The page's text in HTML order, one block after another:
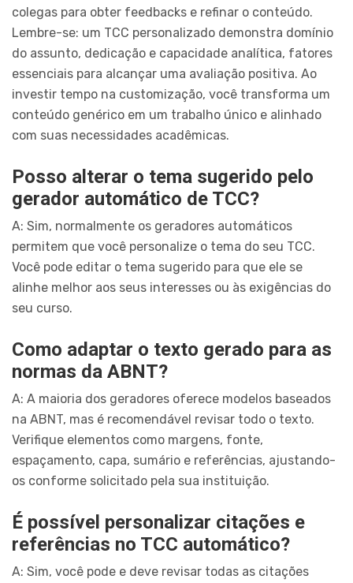
colegas para obter feedbacks e refinar o conteúdo.
Lembre-se: um TCC personalizado demonstra domínio
do assunto, dedicação e capacidade analítica, fatores
essenciais para alcançar uma avaliação positiva. Ao
investir tempo na customização, você transforma um
conteúdo genérico em um trabalho único e alinhado
com suas necessidades acadêmicas.
Posso alterar o tema sugerido pelo
gerador automático de TCC?
A: Sim, normalmente os geradores automáticos
permitem que você personalize o tema do seu TCC.
Você pode editar o tema sugerido para que ele se
alinhe melhor aos seus interesses ou às exigências do
seu curso.
Como adaptar o texto gerado para as
normas da ABNT?
A: A maioria dos geradores oferece modelos baseados
na ABNT, mas é recomendável revisar todo o texto.
Verifique elementos como margens, fonte,
espaçamento, capa, sumário e referências, ajustando-
os conforme solicitado pela sua instituição.
É possível personalizar citações e
referências no TCC automático?
A: Sim, você pode e deve revisar todas as citações